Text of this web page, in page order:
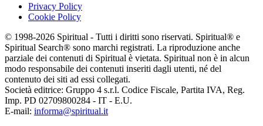
Privacy Policy
Cookie Policy
© 1998-2026 Spiritual - Tutti i diritti sono riservati. Spiritual® e
Spiritual Search® sono marchi registrati. La riproduzione anche
parziale dei contenuti di Spiritual è vietata. Spiritual non è in alcun
modo responsabile dei contenuti inseriti dagli utenti, né del
contenuto dei siti ad essi collegati.
Società editrice: Gruppo 4 s.r.l. Codice Fiscale, Partita IVA, Reg.
Imp. PD 02709800284 - IT - E.U.
E-mail: informa@spiritual.it